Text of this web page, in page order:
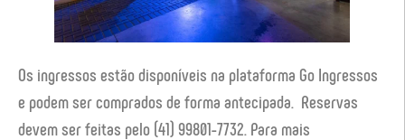
Os ingressos estão disponíveis na plataforma Go Ingressos
e podem ser comprados de forma antecipada. Reservas
devem ser feitas pelo (41) 99801-7732. Para mais